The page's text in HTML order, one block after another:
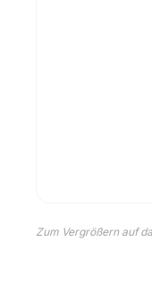
Zum Vergrößern auf